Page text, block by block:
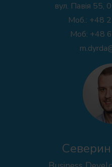
вул. Павія 55,
Моб.: +48
Моб: +48